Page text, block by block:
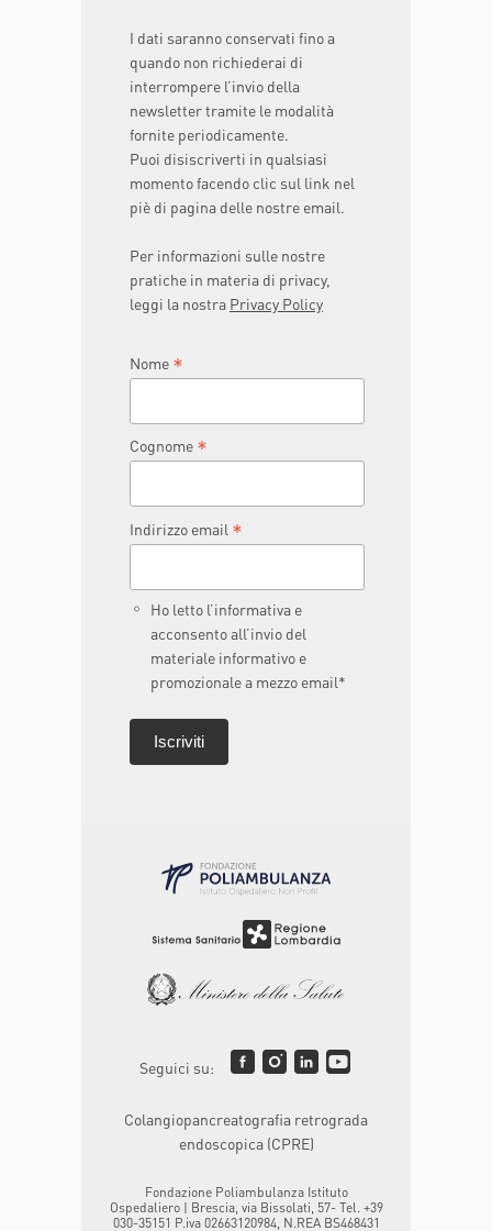
I dati saranno conservati fino a
quando non richiederai di
interrompere l’invio della
newsletter tramite le modalità
fornite periodicamente.
Puoi disiscriverti in qualsiasi
momento facendo clic sul link nel
piè di pagina delle nostre email.
Per informazioni sulle nostre
pratiche in materia di privacy,
leggi la nostra Privacy Policy
Nome *
Cognome *
Indirizzo email *
Ho letto l’informativa e
acconsento all’invio del
materiale informativo e
promozionale a mezzo email*
Seguici su:
Colangiopancreatografia retrograda
endoscopica (CPRE)
Fondazione Poliambulanza Istituto
Ospedaliero | Brescia, via Bissolati, 57- Tel. +39
030-35151 P.iva 02663120984, N.REA BS468431